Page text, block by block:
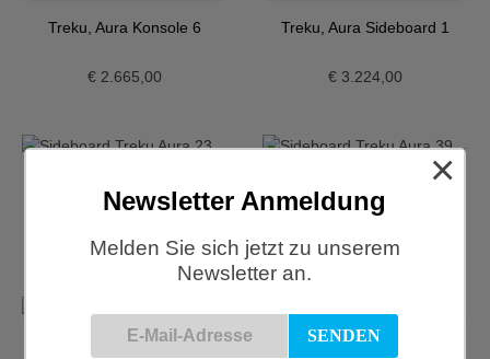
Treku, Aura Konsole 6
€2.665,00
Treku, Aura Sideboard 1
€ 3.224,00
Treku, Aura Sideboard 23
€ 4.038,00
Treku, Aura Sideboard 37
Newsletter Anmeldung
Melden Sie sich jetzt zu unserem
Newsletter an.
×